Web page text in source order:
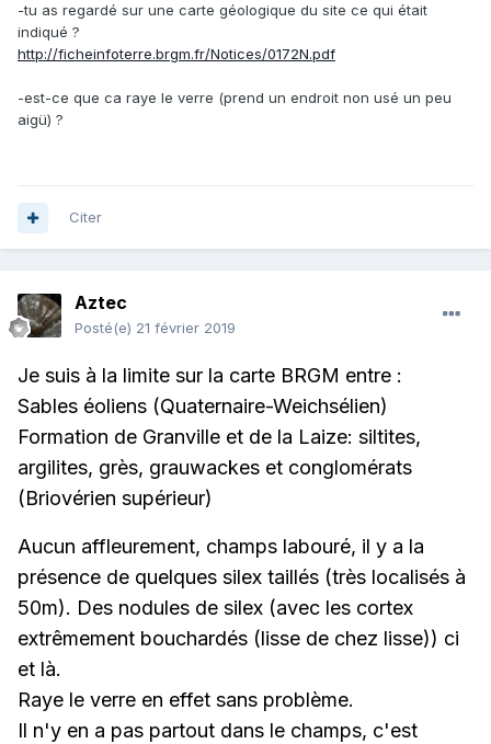
-tu as regardé sur une carte géologique du site ce qui était
indiqué ?
http://ficheinfoterre.brgm.fr/Notices/0172N.pdf
-est-ce que ca raye le verre (prend un endroit non usé un peu
aigü) ?
Citer
Aztec
Posté(e) 21 février 2019
Je suis à la limite sur la carte BRGM entre :
Sables éoliens (Quaternaire-Weichsélien)
Formation de Granville et de la Laize: siltites,
argilites, grès, grauwackes et conglomérats
(Briovérien supérieur)
Aucun affleurement, champs labouré, il y a la
présence de quelques silex taillés (très localisés à
50m). Des nodules de silex (avec les cortex
extrêmement bouchardés (lisse de chez lisse)) ci
et là.
Raye le verre en effet sans problème.
Il n'y en a pas partout dans le champs, c'est